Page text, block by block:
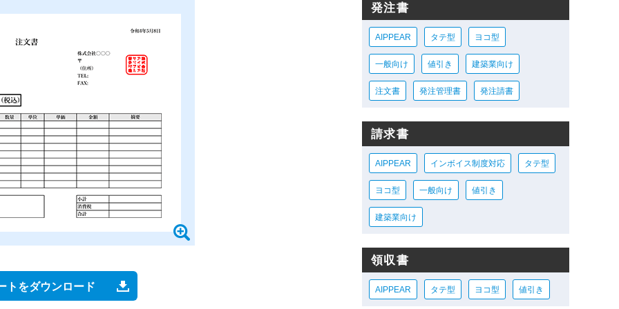
トをダウンロード
発注書
AIPPEAR タテ型 ヨコ型
一般向け 値引き 建築業向け
注文書 発注管理書 発注請書
請求書
AIPPEAR インボイス制度対応 タテ型
ヨコ型 一般向け 値引き
建築業向け
領収書
AIPPEAR タテ型 ヨコ型 値引き